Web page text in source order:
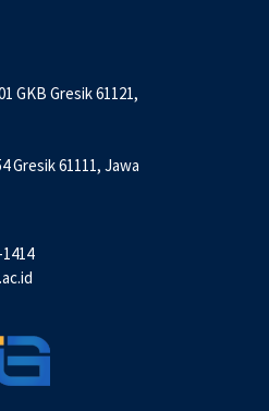
GKB Gresik 61121,
Gresik 61111, Jawa